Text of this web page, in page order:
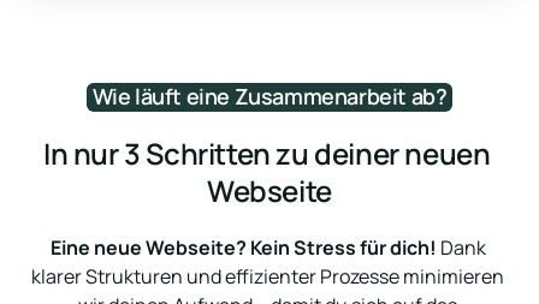
Wie läuft eine Zusammenarbeit ab?
In nur 3 Schritten zu deiner neuen
Webseite
Eine neue Webseite? Kein Stress für dich! Dank
klarer Strukturen und effizienter Prozesse minimieren